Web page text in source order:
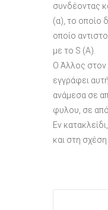
συνδέοντας
(α), το οποίο
οποίο
με το S (Α).
Ο Άλλος στον
εγγράφει
ανάμεσα σε
φυλου, σε
Εν
και στη σχέση